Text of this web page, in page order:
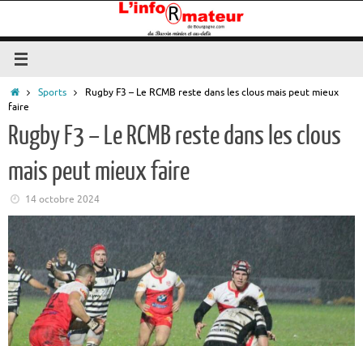
contenu
Accueil
Sports
Rugby F3 – Le RCMB reste dans les clous mais peut mieux
faire
Rugby F3 – Le RCMB reste dans les clous
mais peut mieux faire
14 octobre 2024